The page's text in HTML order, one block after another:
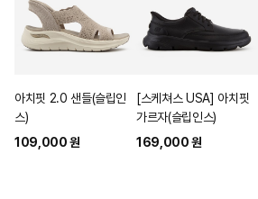
아치핏 2.0 샌들(슬립인
스)
109,000 원
[스케쳐스 USA] 아치핏
가르자(슬립인스)
169,000 원